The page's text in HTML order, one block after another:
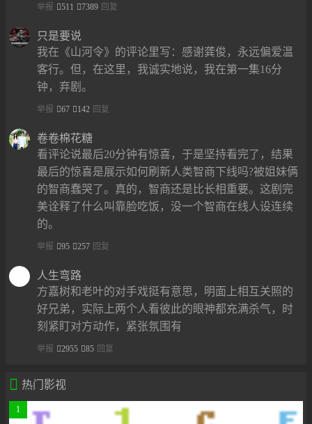
举报 511 7389 回复
只是要说
我在《山河令》的评论里写：感谢龚俊，永远偏爱温
客行。但，在这里，我诚实地说，我在第一集16分
钟，弃剧。
举报 67 142 回复
卷卷棉花糖
看评论说最后20分钟有惊喜，于是坚持看完了，结果
最后的惊喜是展示如何刷新人类智商下线吗?被姐妹俩
的智商蠢哭了。真的，智商还是比长相重要。这剧完
美诠释了什么叫靠脸吃饭，没一个智商在线人设连续
的。
举报 95 257 回复
人生弯路
方嘉树和老叶的对手戏挺有意思，明面上相互关照的
好兄弟，实际上两个人看彼此的眼神都充满杀气，时
刻紧盯对方动作，紧张氛围有
举报 2955 85 回复
 热门影视
1